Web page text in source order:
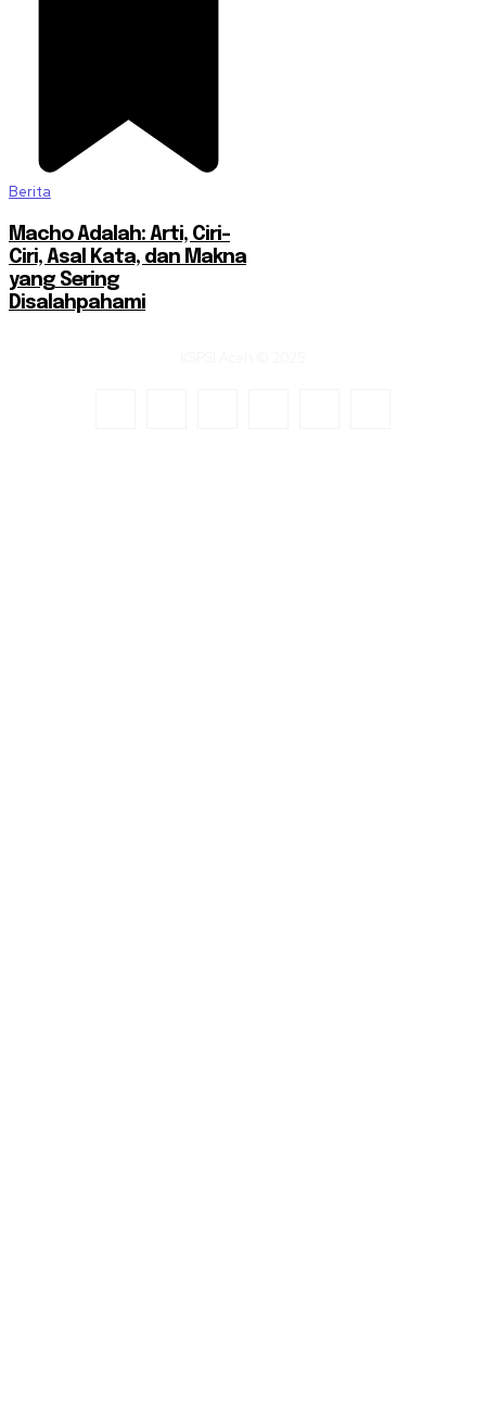
Berita
Macho Adalah: Arti, Ciri-
Ciri, Asal Kata, dan Makna
yang Sering
Disalahpahami